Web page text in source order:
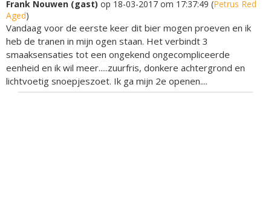
Frank Nouwen (gast) op 18-03-2017 om 17:37:49 (Petrus Red
Aged)
Vandaag voor de eerste keer dit bier mogen proeven en ik
heb de tranen in mijn ogen staan. Het verbindt 3
smaaksensaties tot een ongekend ongecompliceerde
eenheid en ik wil meer.....zuurfris, donkere achtergrond en
lichtvoetig snoepjeszoet. Ik ga mijn 2e openen....